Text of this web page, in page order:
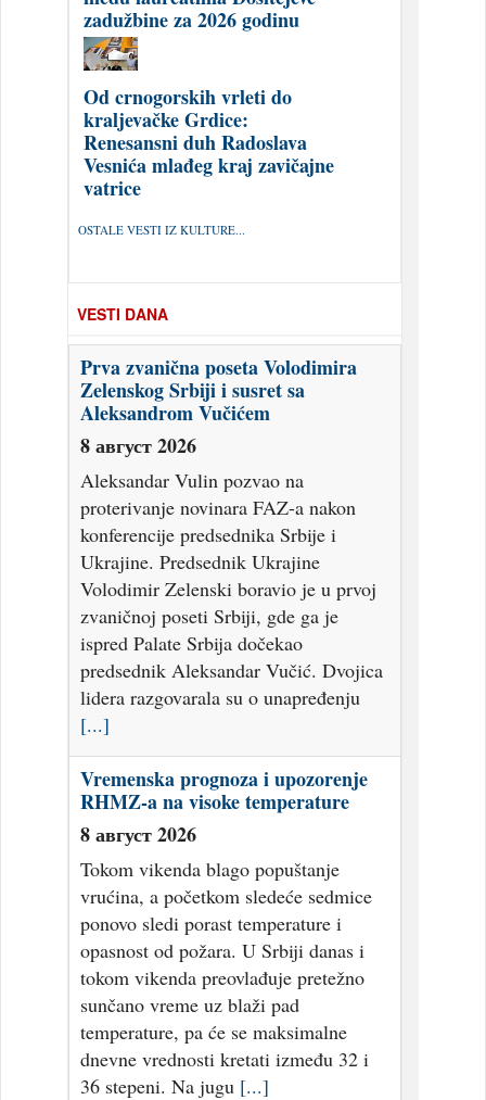
zadužbine za 2026 godinu
Od crnogorskih vrleti do
kraljevačke Grdice:
Renesansni duh Radoslava
Vesnića mlađeg kraj zavičajne
vatrice
OSTALE VESTI IZ KULTURE...
VESTI DANA
Prva zvanična poseta Volodimira
Zelenskog Srbiji i susret sa
Aleksandrom Vučićem
8 август 2026
Aleksandar Vulin pozvao na
proterivanje novinara FAZ-a nakon
konferencije predsednika Srbije i
Ukrajine. Predsednik Ukrajine
Volodimir Zelenski boravio je u prvoj
zvaničnoj poseti Srbiji, gde ga je
ispred Palate Srbija dočekao
predsednik Aleksandar Vučić. Dvojica
lidera razgovarala su o unapređenju
[...]
Vremenska prognoza i upozorenje
RHMZ-a na visoke temperature
8 август 2026
Tokom vikenda blago popuštanje
vrućina, a početkom sledeće sedmice
ponovo sledi porast temperature i
opasnost od požara. U Srbiji danas i
tokom vikenda preovlađuje pretežno
sunčano vreme uz blaži pad
temperature, pa će se maksimalne
dnevne vrednosti kretati između 32 i
36 stepeni. Na jugu [...]